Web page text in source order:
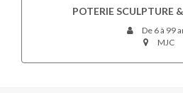
POTERIE SCULPTURE
De 6 à 99
MJC